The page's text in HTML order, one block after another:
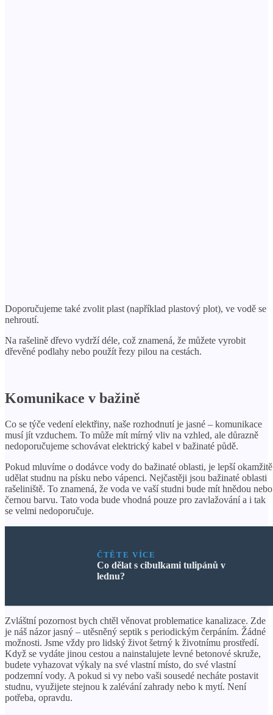
Doporučujeme také zvolit plast (například plastový plot), ve vodě se
nehroutí.
Na rašelině dřevo vydrží déle, což znamená, že můžete vyrobit
dřevěné podlahy nebo použít řezy pilou na cestách.
Komunikace v bažině
Co se týče vedení elektřiny, naše rozhodnutí je jasné – komunikace
musí jít vzduchem. To může mít mírný vliv na vzhled, ale důrazně
nedoporučujeme schovávat elektrický kabel v bažinaté půdě.
Pokud mluvíme o dodávce vody do bažinaté oblasti, je lepší okamžitě
udělat studnu na písku nebo vápenci. Nejčastěji jsou bažinaté oblasti
rašeliniště. To znamená, že voda ve vaší studni bude mít hnědou nebo
černou barvu. Tato voda bude vhodná pouze pro zavlažování a i tak
se velmi nedoporučuje.
ČTĚTE VÍCE
Co dělat s cibulkami tulipánů v
lednu?
Zvláštní pozornost bych chtěl věnovat problematice kanalizace. Zde
je náš názor jasný – utěsněný septik s periodickým čerpáním. Žádné
možnosti. Jsme vždy pro lidský život šetrný k životnímu prostředí.
Když se vydáte jinou cestou a nainstalujete levné betonové skruže,
budete vyhazovat výkaly na své vlastní místo, do své vlastní
podzemní vody. A pokud si vy nebo vaši sousedé necháte postavit
studnu, využijete stejnou k zalévání zahrady nebo k mytí. Není
potřeba, opravdu.